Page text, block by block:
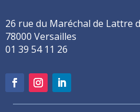
26 rue du Maréchal de Lattre
78000 Versailles
01 39 54 11 26